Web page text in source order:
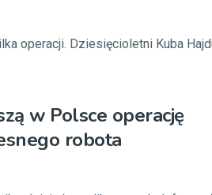
operacji. Dziesięcioletni Kuba
w Polsce operację
robota